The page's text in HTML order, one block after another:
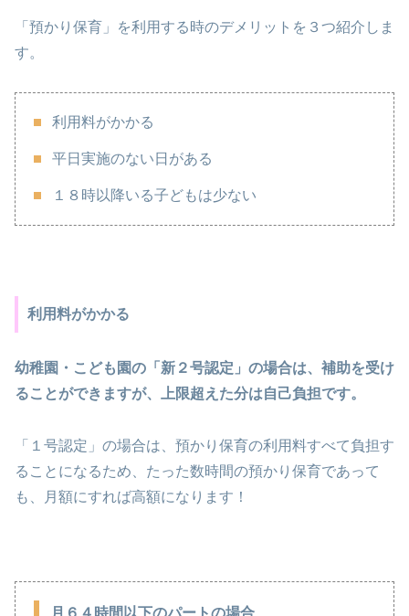
「預かり保育」を利用する時のデメリットを３つ紹介しま
す。
利用料がかかる
平日実施のない日がある
１８時以降いる子どもは少ない
利用料がかかる
幼稚園・こども園の「新２号認定」の場合は、補助を受け
ることができますが、上限超えた分は自己負担です。
「１号認定」の場合は、預かり保育の利用料すべて負担す
ることになるため、たった数時間の預かり保育であって
も、月額にすれば高額になります！
月６４時間以下のパートの場合